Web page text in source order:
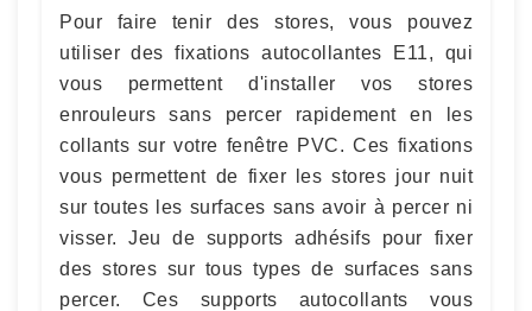
Pour faire tenir des stores, vous pouvez
utiliser des fixations autocollantes E11, qui
vous permettent d'installer vos stores
enrouleurs sans percer rapidement en les
collants sur votre fenêtre PVC. Ces fixations
vous permettent de fixer les stores jour nuit
sur toutes les surfaces sans avoir à percer ni
visser. Jeu de supports adhésifs pour fixer
des stores sur tous types de surfaces sans
percer. Ces supports autocollants vous